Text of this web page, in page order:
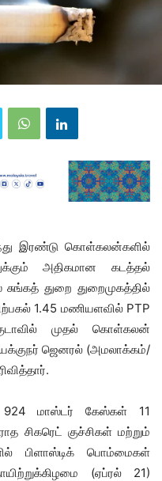
இரண்டு கொள்கலன்களில்
அதிகமான கடத்தல்
துறை துறைமுகத்தில்
1.45 மணியளவில் PTP
முதல் கொள்கலன்
ஜெனரல் (அமலாக்கம்/
மாஸ்டர் கேஸ்கள் 11
சிகரெட் குச்சிகள் மற்றும்
பிளாஸ்டிக் பொம்மைகள்
(ஏப்ரல் 21)